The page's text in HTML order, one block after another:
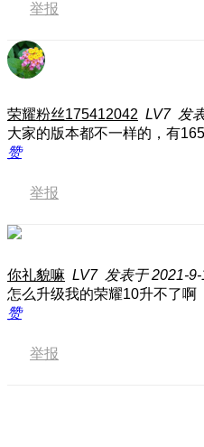
举报
荣耀粉丝175412042 LV7 发
大家的版本都不一样的，有
赞
举报
你礼貌嘛 LV7 发表于 2021-
怎么升级我的荣耀10升不了啊
赞
举报